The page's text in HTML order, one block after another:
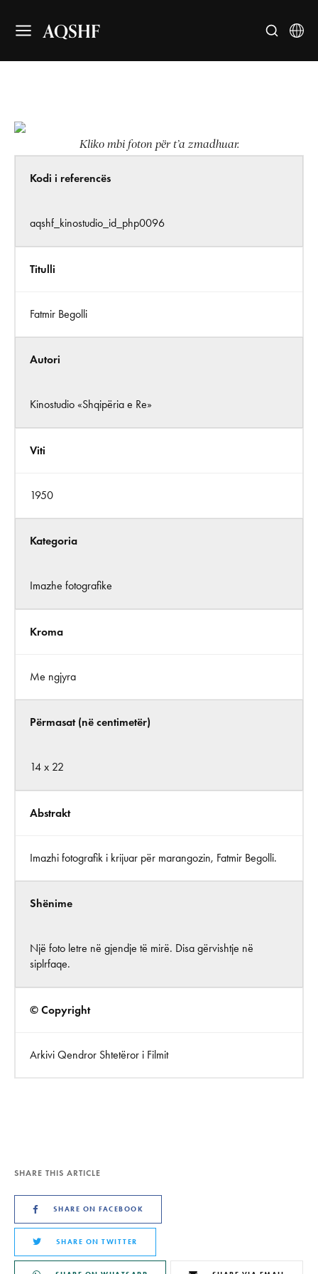
AQSHF
Kliko mbi foton për t’a zmadhuar.
Kodi i referencës
aqshf_kinostudio_id_php0096
Titulli
Fatmir Begolli
Autori
Kinostudio «Shqipëria e Re»
Viti
1950
Kategoria
Imazhe fotografike
Kroma
Me ngjyra
Përmasat (në centimetër)
14 x 22
Abstrakt
Imazhi fotografik i krijuar për marangozin, Fatmir Begolli.
Shënime
Një foto letre në gjendje të mirë. Disa gërvishtje në
siplrfaqe.
© Copyright
Arkivi Qendror Shtetëror i Filmit
SHARE THIS ARTICLE
SHARE ON FACEBOOK
SHARE ON TWITTER